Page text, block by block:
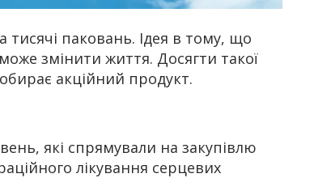
паковань. Ідея в тому, що
змінити життя. Досягти такої
акційний продукт.
які спрямували на закупівлю
лікування серцевих